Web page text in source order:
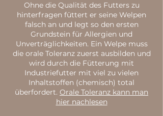
Ohne die Qualität des Futters zu
hinterfragen füttert er seine Welpen
falsch an und legt so den ersten
Grundstein für Allergien und
Unverträglichkeiten. Ein Welpe muss
die orale Toleranz zuerst ausbilden und
wird durch die Fütterung mit
Industriefutter mit viel zu vielen
Inhaltstoffen (chemisch) total
überfordert. Orale Toleranz kann man
hier nachlesen